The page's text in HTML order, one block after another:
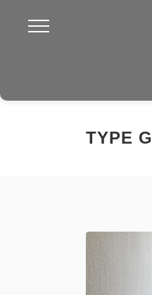
TYPE G